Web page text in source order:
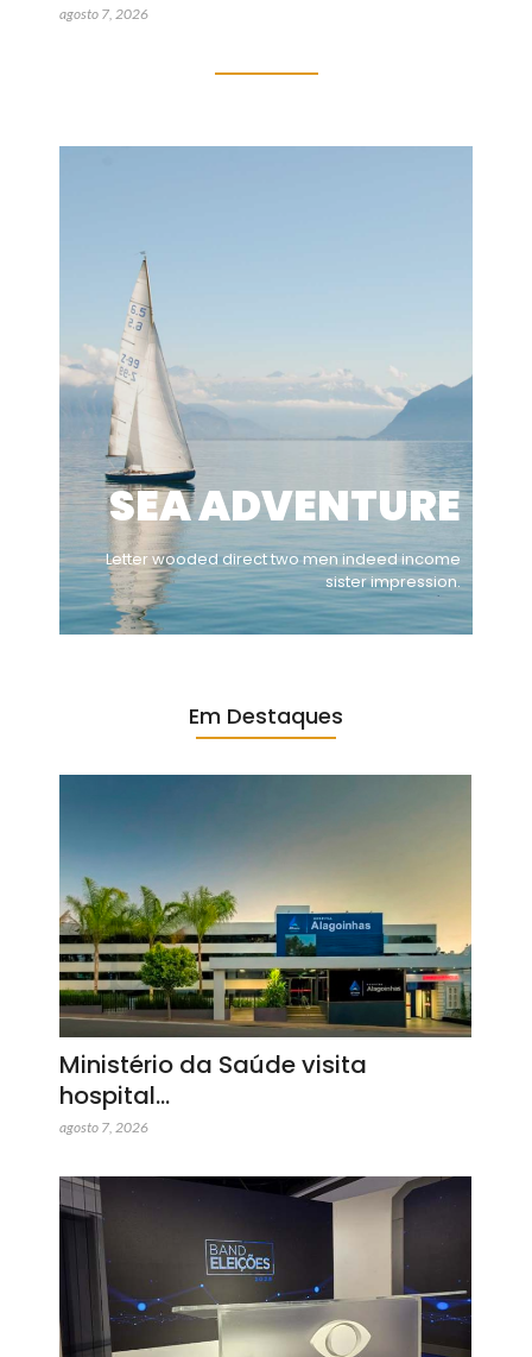
agosto 7, 2026
SEA ADVENTURE
Letter wooded direct two men indeed income
sister impression.
Em Destaques
Ministério da Saúde visita
hospital…
agosto 7, 2026